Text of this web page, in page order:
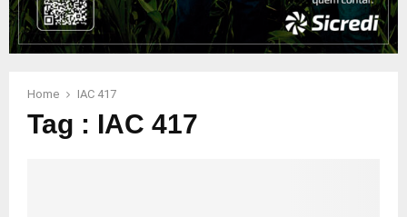
Home IAC 417
Tag : IAC 417